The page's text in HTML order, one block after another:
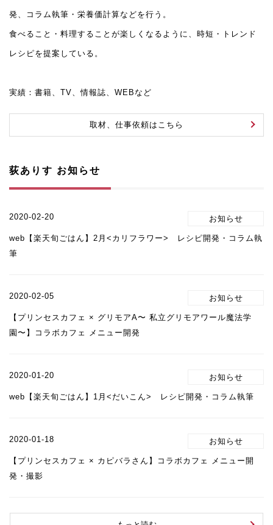
発、コラム執筆・栄養価計算などを行う。
食べること・料理することが楽しくなるように、時短・トレンド
レシピを提案している。
実績：書籍、TV、情報誌、WEBなど
取材、仕事依頼はこちら
荻ありす お知らせ
2020-02-20
web【楽天旬ごはん】2月<カリフラワー> レシピ開発・コラム執
筆
2020-02-05
【プリンセスカフェ × グリモアA〜 私立グリモアワール魔法学
園〜】コラボカフェ メニュー開発
2020-01-20
web【楽天旬ごはん】1月<だいこん> レシピ開発・コラム執筆
2020-01-18
【プリンセスカフェ × カピバラさん】コラボカフェ メニュー開
発・撮影